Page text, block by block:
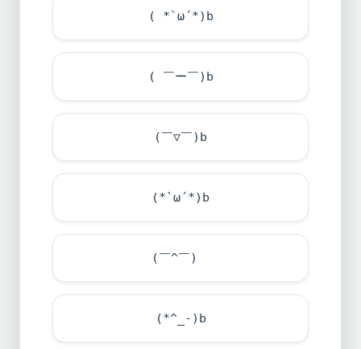
( *`ω´*)b
( ￣ー￣)b
(￣▽￣)b
(*`ω´*)b
(￣^￣)ゞ
(*^_-)b